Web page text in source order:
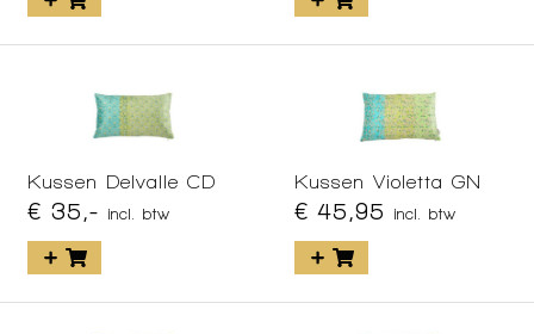
Kussen Delvalle CD
€ 35,- incl. btw
Kussen Violetta GN
€ 45,95 incl. btw